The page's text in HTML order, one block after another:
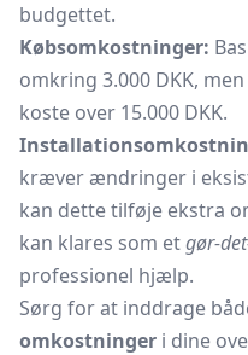
budgettet.
Købsomkostninger:
omkring 3.000 DKK, men
koste over 15.000 DKK.
kræver ændringer i
kan dette tilføje ekstra
kan klares som etgør-
professionel hjælp.
Sørg for at inddrage
omkostninger i dine